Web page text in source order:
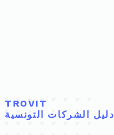
TROVIT
دليل الشركات التونسية